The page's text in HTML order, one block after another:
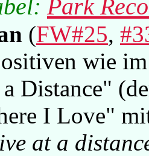
Park
(FW#25,
wie
Distance"
I Love"
at a